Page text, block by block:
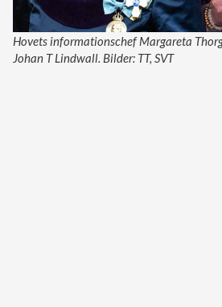
Hovets informationschef Margareta
Johan T Lindwall. Bilder: TT, SVT